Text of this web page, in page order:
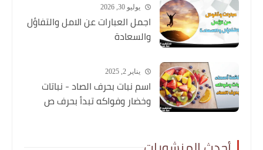
يوليو 30, 2026
اجمل العبارات عن الامل والتفاؤل
والسعادة
يناير 2, 2025
اسم نبات بحرف الصاد - نباتات
وخضار وفواكه تبدأ بحرف ص